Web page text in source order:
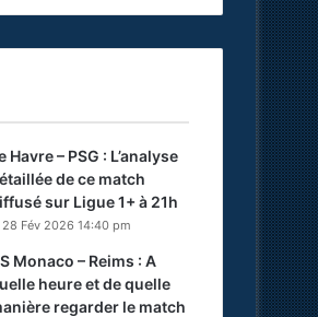
Havre – PSG : L’analyse
de ce match
sur Ligue 1+ à 21h
28 Fév 2026 14:40 pm
Monaco – Reims : A
heure et de quelle
regarder le match